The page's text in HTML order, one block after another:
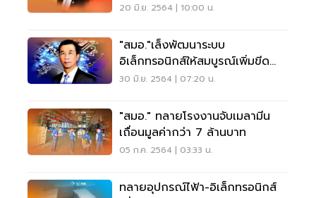
20 มิ.ย. 2564 | 10:00 น.
"สมอ."เล็งพัฒนาระบบ
อิเล็กทรอนิกส์ให้สมบูรณ์เพิ่มขีด
ความสามารถแข่งขันทางการค้า
30 มิ.ย. 2564 | 07:20 น.
"สมอ." ทลายโรงงานจับเมลามีน
เถื่อนมูลค่ากว่า 7 ล้านบาท
05 ก.ค. 2564 | 03:33 น.
ทลายอุปกรณ์ไฟ้า-อิเล็กทรอนิกส์